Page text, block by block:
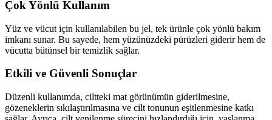
Çok Yönlü Kullanım
Yüz ve vücut için kullanılabilen bu jel, tek ürünle çok yönlü bakım
imkanı sunar. Bu sayede, hem yüzünüzdeki pürüzleri giderir hem de
vücutta bütünsel bir temizlik sağlar.
Etkili ve Güvenli Sonuçlar
Düzenli kullanımda, ciltteki mat görünümün giderilmesine,
gözeneklerin sıkılaştırılmasına ve cilt tonunun eşitlenmesine katkı